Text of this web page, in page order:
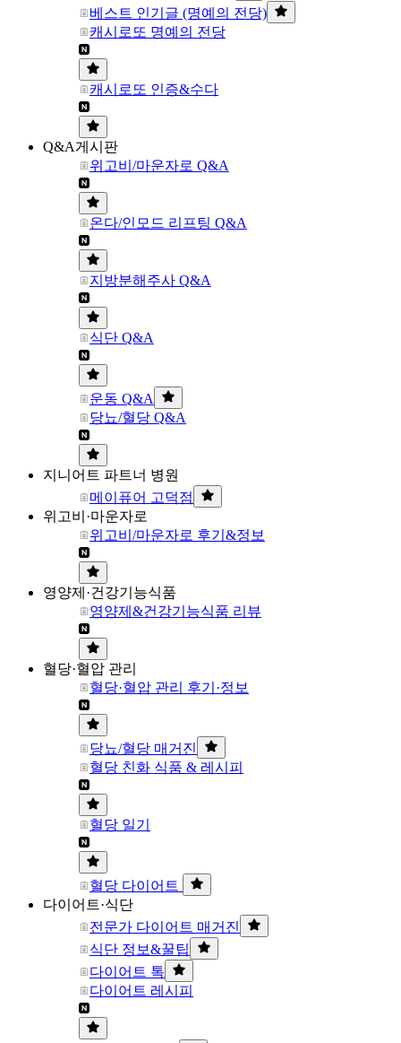
베스트 인기글 (명예의 전당)
캐시로또 명예의 전당
캐시로또 인증&수다
Q&A게시판
위고비/마운자로 Q&A
온다/인모드 리프팅 Q&A
지방분해주사 Q&A
식단 Q&A
운동 Q&A
당뇨/혈당 Q&A
지니어트 파트너 병원
메이퓨어 고덕점
위고비·마운자로
위고비/마운자로 후기&정보
영양제·건강기능식품
영양제&건강기능식품 리뷰
혈당·혈압 관리
혈당·혈압 관리 후기·정보
당뇨/혈당 매거진
혈당 친화 식품 & 레시피
혈당 일기
혈당 다이어트
다이어트·식단
전문가 다이어트 매거진
식단 정보&꿀팁
다이어트 톡
다이어트 레시피